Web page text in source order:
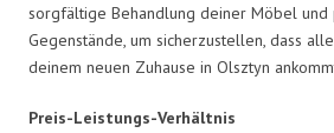
sorgfältige Behandlung deiner Möbel und
Gegenstände, um sicherzustellen, dass
deinem neuen Zuhause in Olsztyn
Preis-Leistungs-Verhältnis